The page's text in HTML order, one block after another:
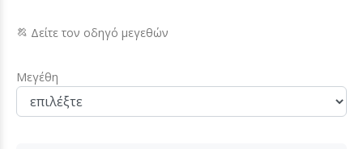
Δείτε τον οδηγό μεγεθών
Μεγέθη